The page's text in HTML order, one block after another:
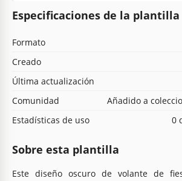
Especificaciones de la plantilla
Formato
Creado
Última actualización
Comunidad
Añadido a
Estadísticas de uso
0
Sobre esta plantilla
Este diseño oscuro de volante de